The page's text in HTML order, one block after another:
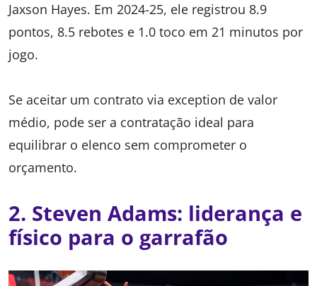
Jaxson Hayes. Em 2024-25, ele registrou 8.9
pontos, 8.5 rebotes e 1.0 toco em 21 minutos por
jogo.
Se aceitar um contrato via exception de valor
médio, pode ser a contratação ideal para
equilibrar o elenco sem comprometer o
orçamento.
2. Steven Adams: liderança e
físico para o garrafão